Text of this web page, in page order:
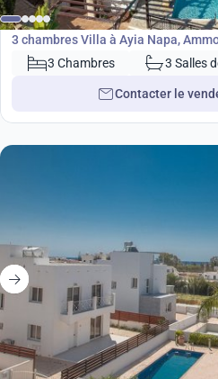
Villa
3 chambres Villa à Ayia Napa,
3 Chambres
3 Salles
Contacter le